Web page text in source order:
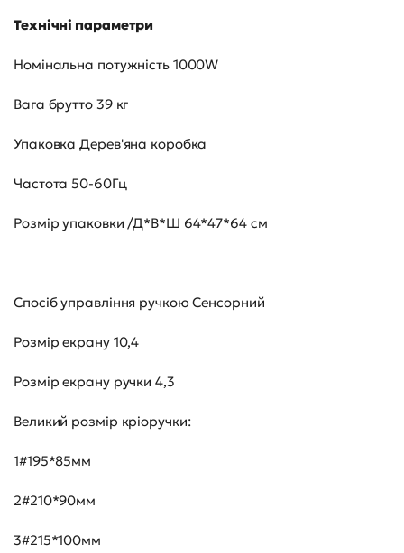
Технічні параметри
Номінальна потужність 1000W
Вага брутто 39 кг
Упаковка Дерев'яна коробка
Частота 50-60Гц
Розмір упаковки /Д*В*Ш 64*47*64 см
Спосіб управління ручкою Сенсорний
Розмір екрану 10,4
Розмір екрану ручки 4,3
Великий розмір кріоручки:
1#195*85мм
2#210*90мм
3#215*100мм